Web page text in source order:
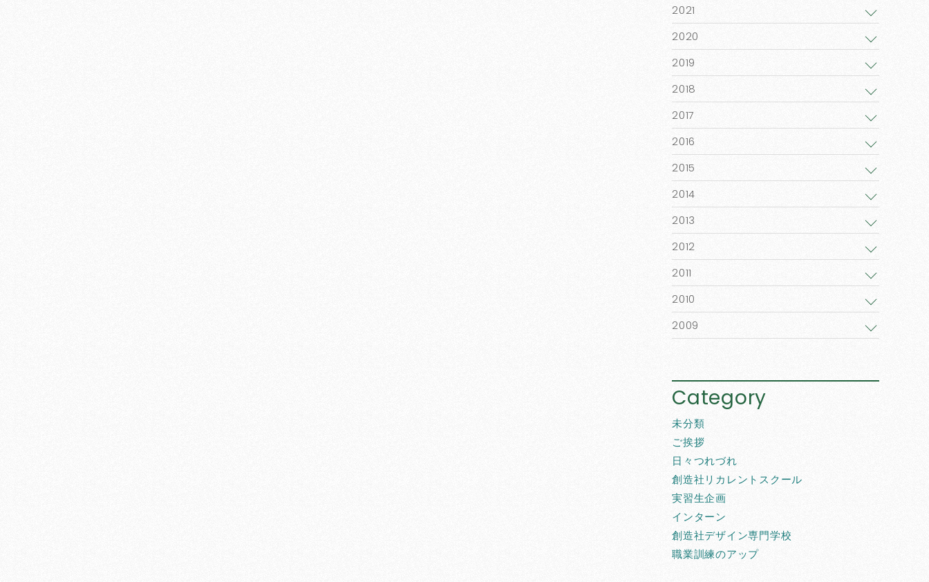
2021
2020
2019
2018
2017
2016
2015
2014
2013
2012
2011
2010
2009
Category
未分類
ご挨拶
日々つれづれ
創造社リカレントスクール
実習生企画
インターン
創造社デザイン専門学校
職業訓練のアップ